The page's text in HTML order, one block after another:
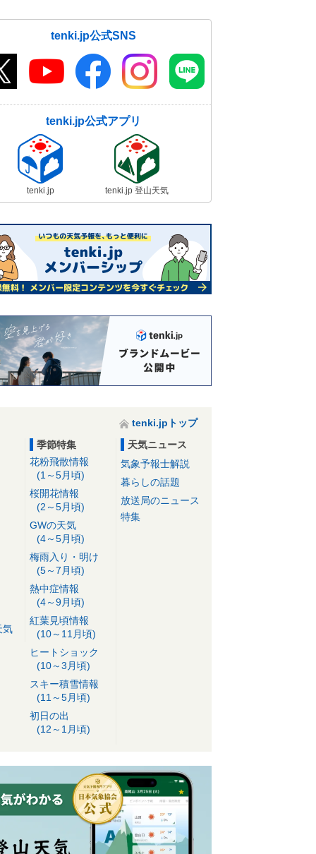
tenki.jp公式SNS
tenki.jp公式アプリ
tenki.jp tenki.jp 登山天気
tenki.jpトップ
気
季節特集
花粉飛散情報
(1～5月頃)
桜開花情報
(2～5月頃)
GWの天気
(4～5月頃)
梅雨入り・明け
(5～7月頃)
熱中症情報
(4～9月頃)
紅葉見頃情報
(10～11月頃)
ヒートショック
(10～3月頃)
スキー積雪情報
(11～5月頃)
初日の出
(12～1月頃)
天気ニュース
気象予報士解説
暮らしの話題
放送局のニュース
特集